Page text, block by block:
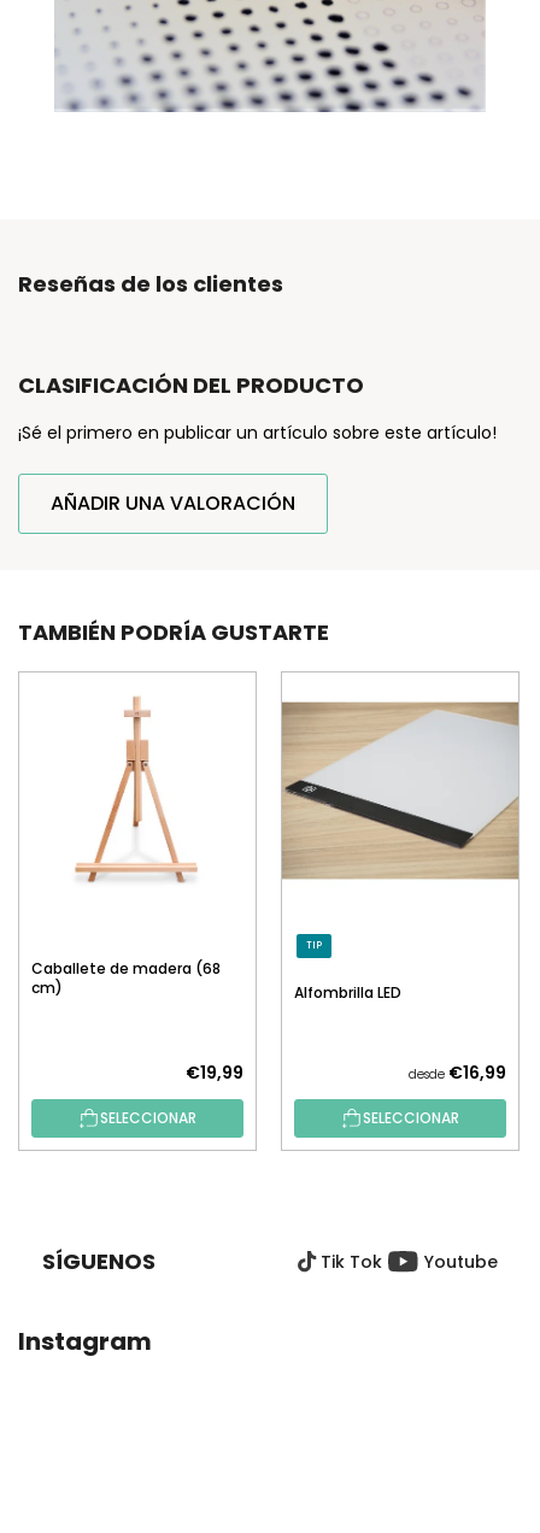
Reseñas de los clientes
CLASIFICACIÓN DEL PRODUCTO
¡Sé el primero en publicar un artículo sobre este artículo!
AÑADIR UNA VALORACIÓN
TAMBIÉN PODRÍA GUSTARTE
Caballete de madera (68
cm)
€19,99
SELECCIONAR
TIP
Alfombrilla LED
desde €16,99
SELECCIONAR
SÍGUENOS Tik Tok Youtube
Instagram